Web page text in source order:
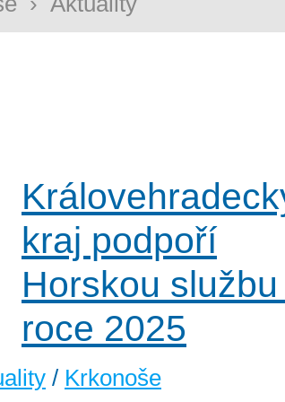
kraj podpoří
Horskou
roce 2025
/ Krkonoše